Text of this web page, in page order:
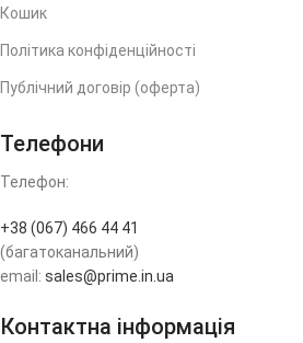
Кошик
Політика конфіденційності
Публічний договір (оферта)
Телефони
Телефон:
+38 (067) 466 44 41
(багатоканальний)
email: sales@prime.in.ua
Контактна інформація